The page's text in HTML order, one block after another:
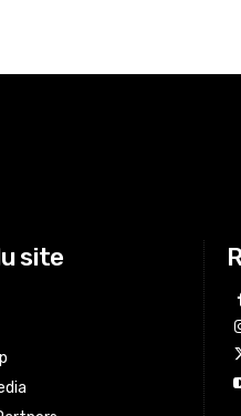
site